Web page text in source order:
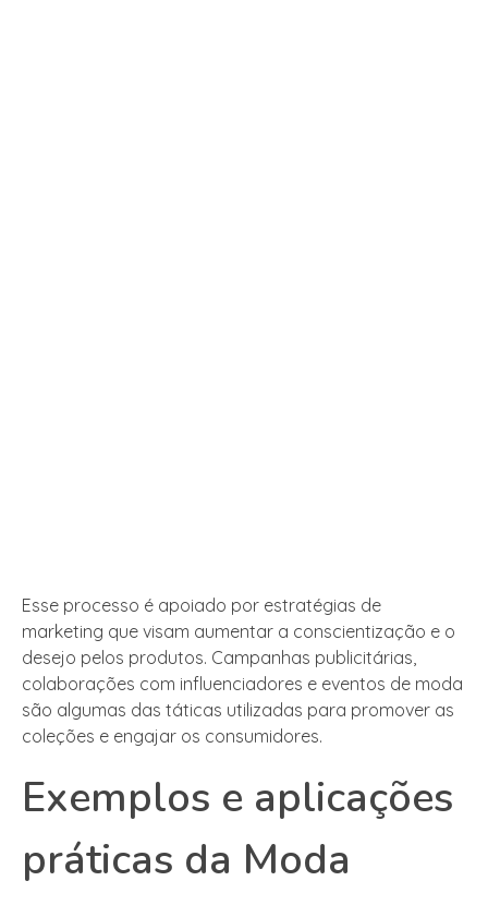
Esse processo é apoiado por estratégias de
marketing que visam aumentar a conscientização e o
desejo pelos produtos. Campanhas publicitárias,
colaborações com influenciadores e eventos de moda
são algumas das táticas utilizadas para promover as
coleções e engajar os consumidores.
Exemplos e aplicações
práticas da Moda